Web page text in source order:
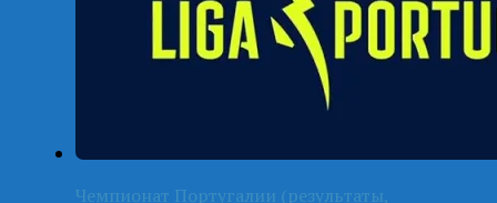
Чемпионат Португалии (результаты,